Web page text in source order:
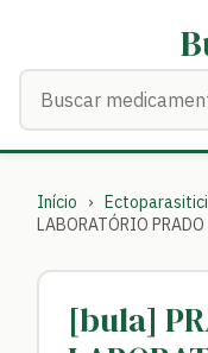
Início ›
LABORATÓRIO
[bula]